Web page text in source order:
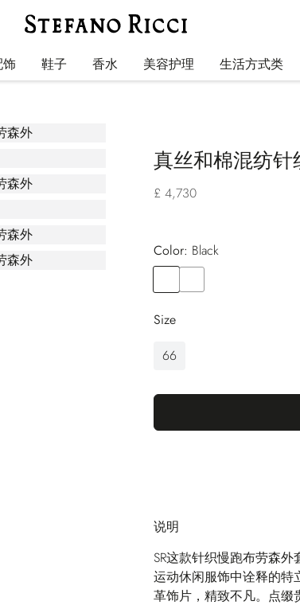
饰 鞋子 香水 美容护理 生活方式类
真丝和棉混纺
£ 4,730
Color:
black
Size
66
说明
SR这款针织慢跑布劳森
运动休闲服饰中诠释的特
革饰片，精致不凡。点缀